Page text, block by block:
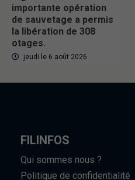
importante opération
de sauvetage a permis
la libération de 308
otages.
jeudi le 6 août 2026
FILINFOS
Qui sommes nous ?
Politique de confidentialité